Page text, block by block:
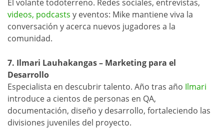
El volante todoterreno. Redes sociales, entrevistas,
videos, podcasts y eventos: Mike mantiene viva la
conversación y acerca nuevos jugadores a la
comunidad.
7. Ilmari Lauhakangas – Marketing para el
Desarrollo
Especialista en descubrir talento. Año tras año Ilmari
introduce a cientos de personas en QA,
documentación, diseño y desarrollo, fortaleciendo las
divisiones juveniles del proyecto.